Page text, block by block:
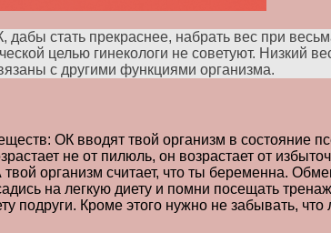
стать прекраснее, набрать вес при
целью гинекологи не советуют. Низкий
с другими функциями организма.
ОК вводят твой организм в состояние
не от пилюль, он возрастает от
организм считает, что ты беременна.
на легкую диету и помни посещать
подруги. Кроме этого нужно не забывать,